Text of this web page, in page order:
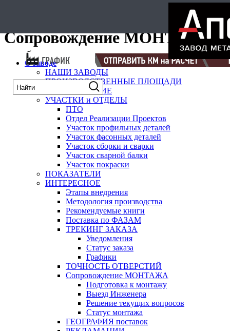
Сопровождение МОНТАЖА
О заводе
НАШИ ЗАВОДЫ
ПРОИЗВОДСТВЕННЫЕ ПЛОЩАДИ
ОБОРУДОВАНИЕ
УЧАСТКИ и ОТДЕЛЫ
ПТО
Отдел Реализации Проектов
Участок профильных деталей
Участок фасонных деталей
Участок сборки и сварки
Участок сварной балки
Участок покраски
ПОКАЗАТЕЛИ
ИНТЕРЕСНОЕ
Этапы внедрения
Методология производства
Рекомендуемые книги
Поставка по ФАЗАМ
ТРЕКИНГ ЗАКАЗА
Уведомления
Статус заказа
Графики
ТОЧНОСТЬ ОТВЕРСТИЙ
Сопровождение МОНТАЖА
Подготовка к монтажу
Выезд Инженера
Решение текущих вопросов
Статус монтажа
ГЕОГРАФИЯ поставок